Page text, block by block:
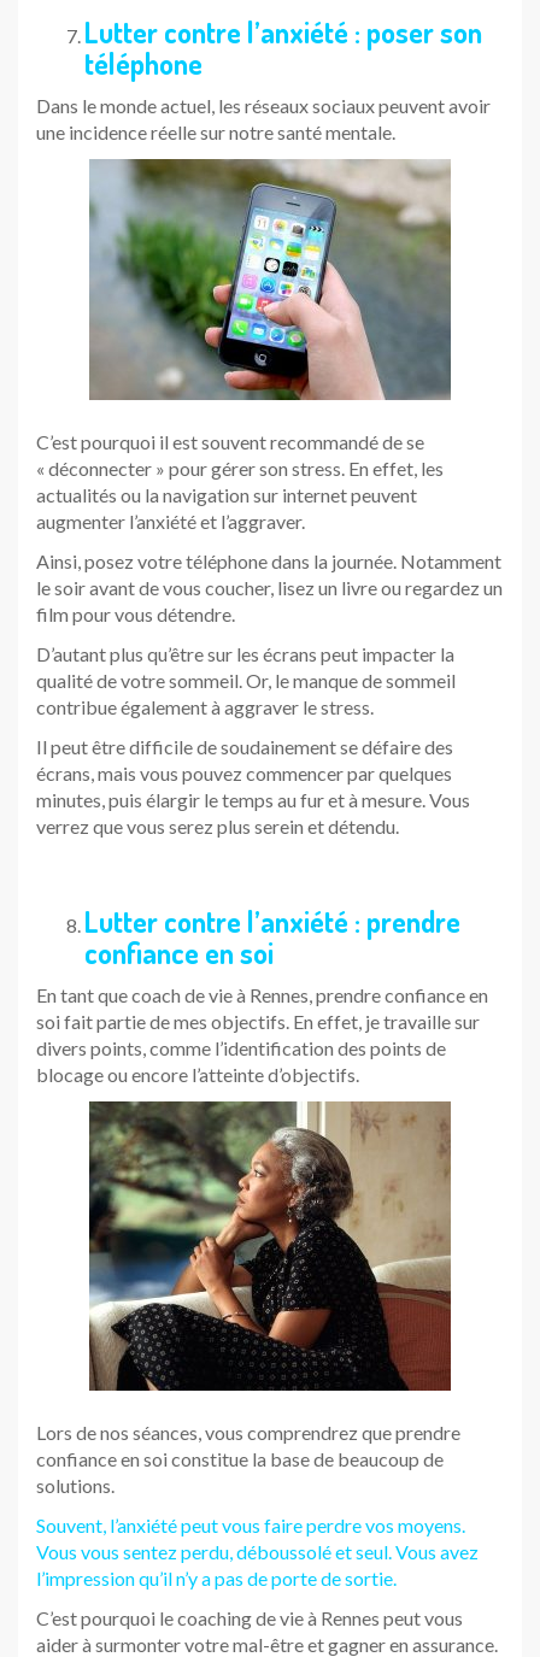
Lutter contre l’anxiété : poser son
téléphone
Dans le monde actuel, les réseaux sociaux peuvent avoir
une incidence réelle sur notre santé mentale.
C’est pourquoi il est souvent recommandé de se
« déconnecter » pour gérer son stress. En effet, les
actualités ou la navigation sur internet peuvent
augmenter l’anxiété et l’aggraver.
Ainsi, posez votre téléphone dans la journée. Notamment
le soir avant de vous coucher, lisez un livre ou regardez un
film pour vous détendre.
D’autant plus qu’être sur les écrans peut impacter la
qualité de votre sommeil. Or, le manque de sommeil
contribue également à aggraver le stress.
Il peut être difficile de soudainement se défaire des
écrans, mais vous pouvez commencer par quelques
minutes, puis élargir le temps au fur et à mesure. Vous
verrez que vous serez plus serein et détendu.
Lutter contre l’anxiété : prendre
confiance en soi
En tant que coach de vie à Rennes, prendre confiance en
soi fait partie de mes objectifs. En effet, je travaille sur
divers points, comme l’identification des points de
blocage ou encore l’atteinte d’objectifs.
Lors de nos séances, vous comprendrez que prendre
confiance en soi constitue la base de beaucoup de
solutions.
Souvent, l’anxiété peut vous faire perdre vos moyens.
Vous vous sentez perdu, déboussolé et seul. Vous avez
l’impression qu’il n’y a pas de porte de sortie.
C’est pourquoi le coaching de vie à Rennes peut vous
aider à surmonter votre mal-être et gagner en assurance.